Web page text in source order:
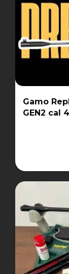
Gamo
GEN2 cal